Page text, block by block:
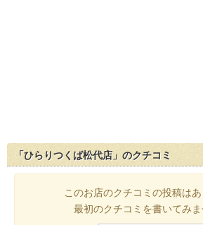
「ひらりつくば松代店」のクチコミ
このお店のクチコミの投稿はあ
最初のクチコミを書いてみま